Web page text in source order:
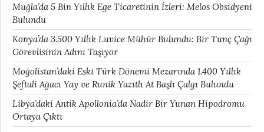
Muğla’da 5 Bin Yıllık Ege Ticaretinin İzleri: Melos Obsidyeni
Bulundu
Konya’da 3.500 Yıllık Luvice Mühür Bulundu: Bir Tunç Çağı
Görevlisinin Adını Taşıyor
Moğolistan’daki Eski Türk Dönemi Mezarında 1.400 Yıllık
Şeftali Ağacı Yay ve Runik Yazıtlı At Başlı Çalgı Bulundu
Libya’daki Antik Apollonia’da Nadir Bir Yunan Hipodromu
Ortaya Çıktı